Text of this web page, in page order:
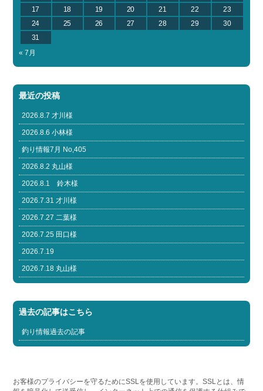
17
18 19 20 21 22
23
24
25 26 27 28 29
30
31
« 7月
最近の投稿
2026.8.7 才川様
2026.8.6 小林様
釣り情報7月 No,405
2026.8.2 丸山様
2026.8.1 鈴木様
2026.7.31 才川様
2026.7.27 二葉様
2026.7.25 田口様
2026.7.19
2026.7.18 丸山様
過去の記事はこちら
釣り情報過去の記事
お客様のプライバシーを守るためにSSLを使用しています。SSLとは、情